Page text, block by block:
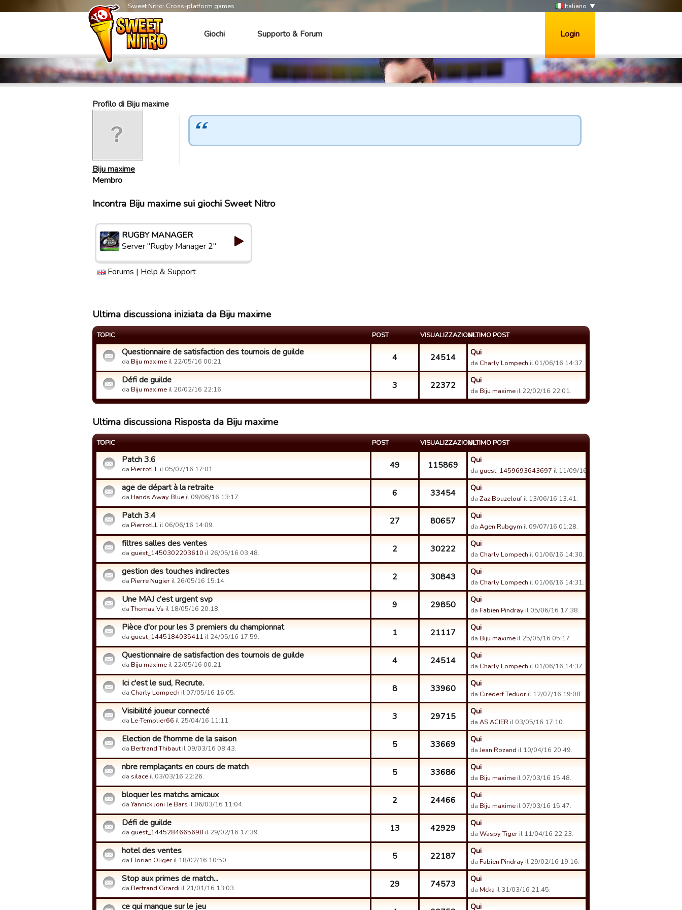
Sweet Nitro: Cross-platform games Italiano
Giochi Supporto & Forum Login
Profilo di Biju maxime
Biju maxime
Membro
Incontra Biju maxime sui giochi Sweet Nitro
RUGBY MANAGER
Server "Rugby Manager 2"
Forums | Help & Support
Ultima discussiona iniziata da Biju maxime
TOPIC POST VISUALIZZAZIONIULTIMO POST
Questionnaire de satisfaction des tournois de guilde
da Biju maxime il 22/05/16 00:21. 4 24514 Qui
da Charly Lompech il 01/06/16 14:37.
Défi de guilde
da Biju maxime il 20/02/16 22:16. 3 22372 Qui
da Biju maxime il 22/02/16 22:01.
Ultima discussiona Risposta da Biju maxime
TOPIC POST VISUALIZZAZIONIULTIMO POST
Patch 3.6
da PierrotLL il 05/07/16 17:01. 49 115869 Qui
da guest_1459693643697 il 11/09/16 20:48.
age de départ à la retraite
da Hands Away Blue il 09/06/16 13:17. 6 33454 Qui
da Zaz Bouzelouf il 13/06/16 13:41.
Patch 3.4
da PierrotLL il 06/06/16 14:09. 27 80657 Qui
da Agen Rubgym il 09/07/16 01:28.
filtres salles des ventes
da guest_1450302203610 il 26/05/16 03:48. 2 30222 Qui
da Charly Lompech il 01/06/16 14:30.
gestion des touches indirectes
da Pierre Nugier il 26/05/16 15:14. 2 30843 Qui
da Charly Lompech il 01/06/16 14:31.
Une MAJ c'est urgent svp
daThomas Vs il 18/05/16 20:18. 9 29850 Qui
da Fabien Pindray il 05/06/16 17:38.
Pièce d'or pour les 3 premiers du championnat
da guest_1445184035411 il 24/05/16 17:59. 1 21117 Qui
da Biju maxime il 25/05/16 05:17.
Questionnaire de satisfaction des tournois de guilde
da Biju maxime il 22/05/16 00:21. 4 24514 Qui
da Charly Lompech il 01/06/16 14:37.
Ici c'est le sud, Recrute.
da Charly Lompech il 07/05/16 16:05. 8 33960 Qui
da Cirederf Teduor il 12/07/16 19:08.
Visibilité joueur connecté
da Le-Templier66 il 25/04/16 11:11. 3 29715 Qui
da AS ACIER il 03/05/16 17:10.
Election de l'homme de la saison
da Bertrand Thibautil 09/03/16 08:43. 5 33669 Qui
daJean Rozand il 10/04/16 20:49.
nbre remplaçants en cours de match
da silace il 03/03/16 22:26. 5 33686 Qui
da Biju maxime il 07/03/16 15:48.
bloquer les matchs amicaux
da Yannick Joni le Bars il 06/03/16 11:04. 2 24466 Qui
da Biju maxime il 07/03/16 15:47.
Défi de guilde
da guest_1445284665698 il 29/02/16 17:39. 13 42929 Qui
da Waspy Tiger il 11/04/16 22:23.
hotel des ventes
da Florian Oliger il 18/02/16 10:50. 5 22187 Qui
da Fabien Pindray il 29/02/16 19:16.
Stop aux primes de match...
da Bertrand Girardi il 21/01/16 13:03. 29 74573 Qui
da Mcka il 31/03/16 21:45.
ce qui manque sur le jeu Qui